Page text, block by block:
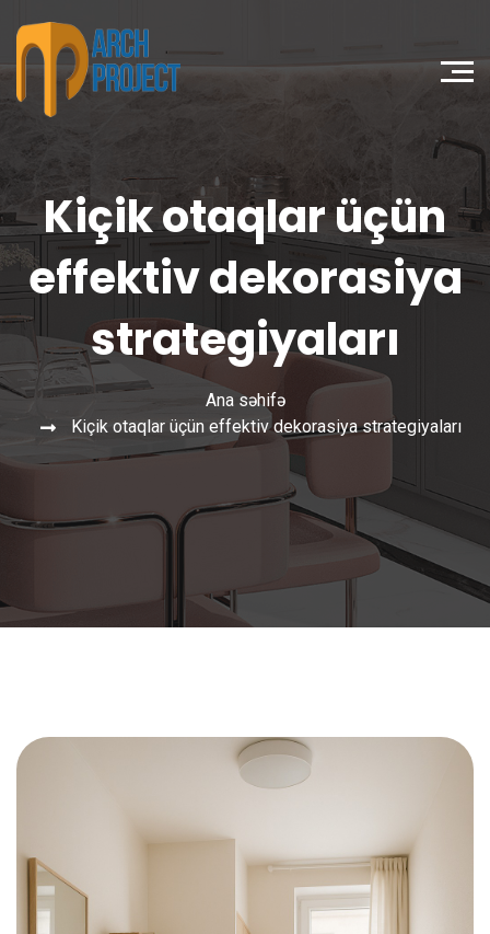
Kiçik otaqlar üçün
effektiv dekorasiya
strategiyaları
Ana səhifə
Kiçik otaqlar üçün effektiv dekorasiya strategiyaları